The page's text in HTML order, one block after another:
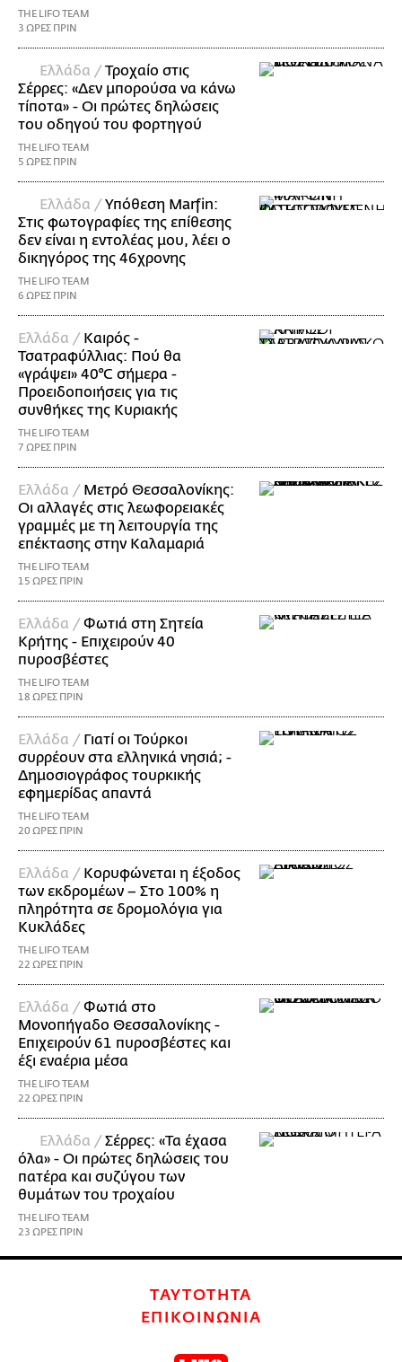
THE LIFO TEAM
3 ΩΡΕΣ ΠΡΙΝ
Ελλάδα /Τροχαίο στις
Σέρρες: «Δεν μπορούσα να κάνω
τίποτα» - Οι πρώτες δηλώσεις
του οδηγού του φορτηγού
THE LIFO TEAM
5 ΩΡΕΣ ΠΡΙΝ
Ελλάδα /Υπόθεση Marfin:
Στις φωτογραφίες της επίθεσης
δεν είναι η εντολέας μου, λέει ο
δικηγόρος της 46χρονης
THE LIFO TEAM
6 ΩΡΕΣ ΠΡΙΝ
Ελλάδα / Καιρός -
Τσατραφύλλιας: Πού θα
«γράψει» 40°C σήμερα -
Προειδοποιήσεις για τις
συνθήκες της Κυριακής
THE LIFO TEAM
7 ΩΡΕΣ ΠΡΙΝ
Ελλάδα / Μετρό Θεσσαλονίκης:
Οι αλλαγές στις λεωφορειακές
γραμμές με τη λειτουργία της
επέκτασης στην Καλαμαριά
THE LIFO TEAM
15 ΩΡΕΣ ΠΡΙΝ
Ελλάδα /Φωτιά στη Σητεία
Κρήτης - Επιχειρούν 40
πυροσβέστες
THE LIFO TEAM
18 ΩΡΕΣ ΠΡΙΝ
Ελλάδα / Γιατί οι Τούρκοι
συρρέουν στα ελληνικά νησιά; -
Δημοσιογράφος τουρκικής
εφημερίδας απαντά
THE LIFO TEAM
20 ΩΡΕΣ ΠΡΙΝ
Ελλάδα / Κορυφώνεται η έξοδος
των εκδρομέων – Στο 100% η
πληρότητα σε δρομολόγια για
Κυκλάδες
THE LIFO TEAM
22 ΩΡΕΣ ΠΡΙΝ
Ελλάδα /Φωτιά στο
Μονοπήγαδο Θεσσαλονίκης -
Επιχειρούν 61 πυροσβέστες και
έξι εναέρια μέσα
THE LIFO TEAM
22 ΩΡΕΣ ΠΡΙΝ
Ελλάδα /Σέρρες: «Τα έχασα
όλα» - Οι πρώτες δηλώσεις του
πατέρα και συζύγου των
θυμάτων του τροχαίου
THE LIFO TEAM
23 ΩΡΕΣ ΠΡΙΝ
ΤΑΥΤΟΤΗΤΑ
ΕΠΙΚΟΙΝΩΝΙΑ